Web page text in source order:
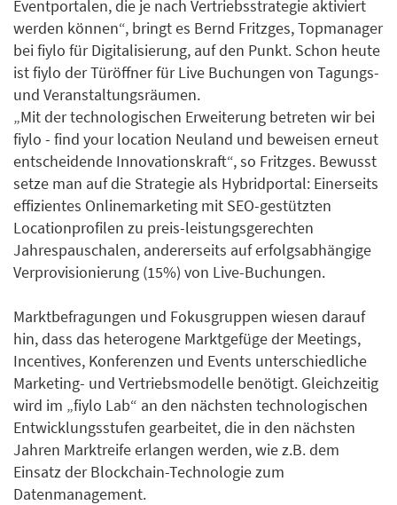
Eventportalen, die je nach Vertriebsstrategie aktiviert
werden können“, bringt es Bernd Fritzges, Topmanager
bei fiylo für Digitalisierung, auf den Punkt. Schon heute
ist fiylo der Türöffner für Live Buchungen von Tagungs-
und Veranstaltungsräumen.
„Mit der technologischen Erweiterung betreten wir bei
fiylo - find your location Neuland und beweisen erneut
entscheidende Innovationskraft“, so Fritzges. Bewusst
setze man auf die Strategie als Hybridportal: Einerseits
effizientes Onlinemarketing mit SEO-gestützten
Locationprofilen zu preis-leistungsgerechten
Jahrespauschalen, andererseits auf erfolgsabhängige
Verprovisionierung (15%) von Live-Buchungen.
Marktbefragungen und Fokusgruppen wiesen darauf
hin, dass das heterogene Marktgefüge der Meetings,
Incentives, Konferenzen und Events unterschiedliche
Marketing- und Vertriebsmodelle benötigt. Gleichzeitig
wird im „fiylo Lab“ an den nächsten technologischen
Entwicklungsstufen gearbeitet, die in den nächsten
Jahren Marktreife erlangen werden, wie z.B. dem
Einsatz der Blockchain-Technologie zum
Datenmanagement.